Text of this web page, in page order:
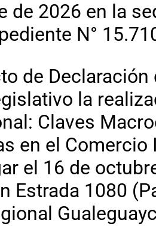
de 2026 en la
N°
de
la
Claves
en el
el 16 de
Estrada 1080